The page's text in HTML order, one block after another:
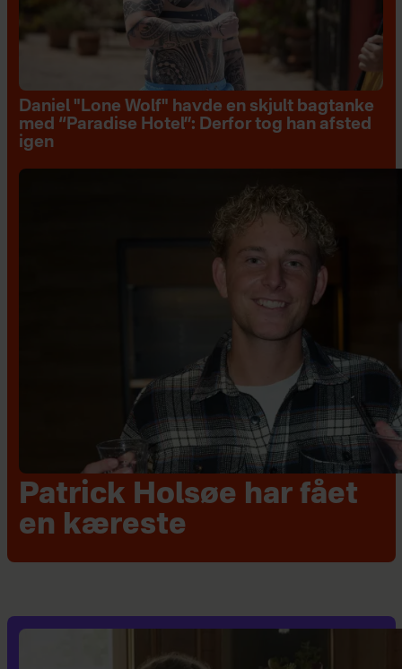
Daniel "Lone Wolf" havde en skjult bagtanke
med “Paradise Hotel”: Derfor tog han afsted
igen
Patrick Holsøe har fået
en kæreste